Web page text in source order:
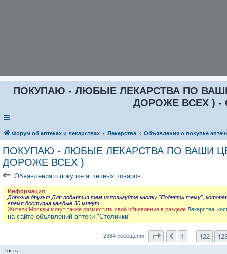
ПОКУПАЮ - ЛЮБЫЕ ЛЕКАРСТВА ПО ВАШИ
ДОРОЖЕ ВСЕХ ) -
Форум об аптеках и лекарствах Лекарства Объявления о покупке
ПОКУПАЮ - ЛЮБЫЕ ЛЕКАРСТВА ПО ВАШИ
ДОРОЖЕ ВСЕХ )
⇐ Объявления о покупке аптечных товаров
Информация
Дорогие друзья! Для поднятия тем используйте кнопку "Поднять тему",
время доступна каждые 30 минут
Жители Москвы могут также разместить своё объявление в разделе Лекарства,
на сайте объявлений аптеки "Столички"
2384 сообщения Страница 124из
Пред.
1 122
Гость